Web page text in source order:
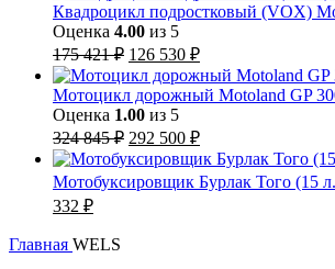
Квадроцикл подростковый (VOX)
Оценка 4.00 из 5
175 421₽ Первоначальная
цена
составляла
175
421 ₽.
126 530 ₽Текущая
цена:
126
Мотоцикл дорожный Motoland GP
Оценка 1.00 из 5
324 845₽ Первоначальная
цена
составляла
324
292 500 ₽Текущая
цена:
292
500 ₽.
Мотобуксировщик Бурлак Того (15
332 ₽Текущая
107
Главная WELS